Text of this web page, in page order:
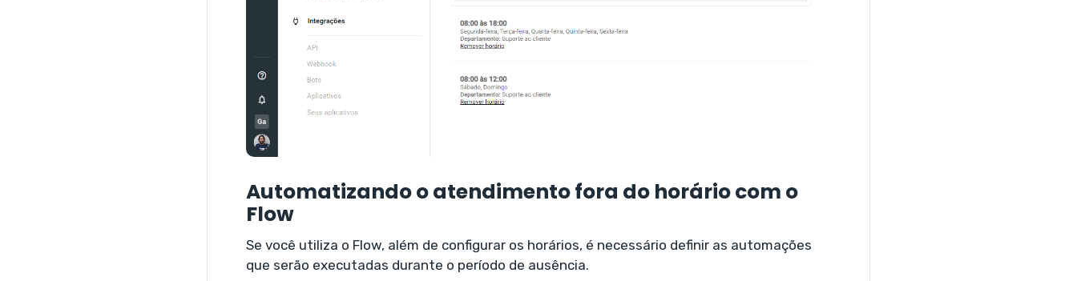
Automatizando o atendimento fora do horário com o
Flow
Se você utiliza o Flow, além de configurar os horários, é necessário definir as automações
que serão executadas durante o período de ausência.